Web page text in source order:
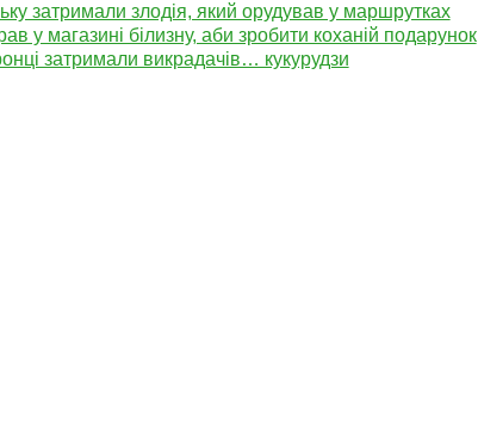
затримали злодія, який орудував у маршрутках
у магазині білизну, аби зробити коханій подарунок
затримали викрадачів… кукурудзи